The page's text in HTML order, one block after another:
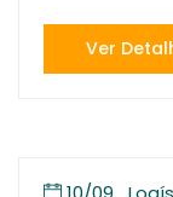
Ver